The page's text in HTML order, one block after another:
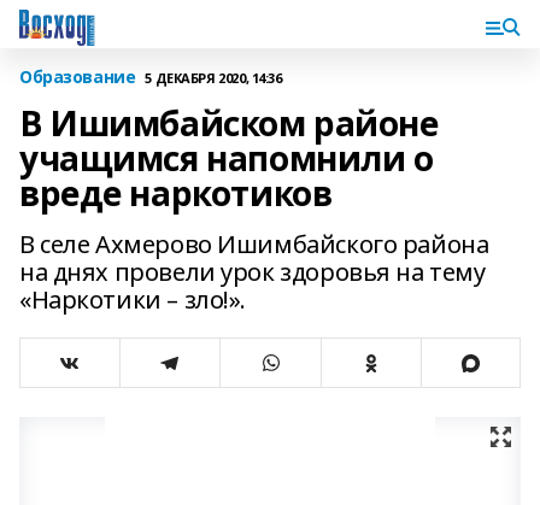
Образование 5 ДЕКАБРЯ 2020, 14:36
В Ишимбайском районе
учащимся напомнили о
вреде наркотиков
В селе Ахмерово Ишимбайского района
на днях провели урок здоровья на тему
«Наркотики – зло!».